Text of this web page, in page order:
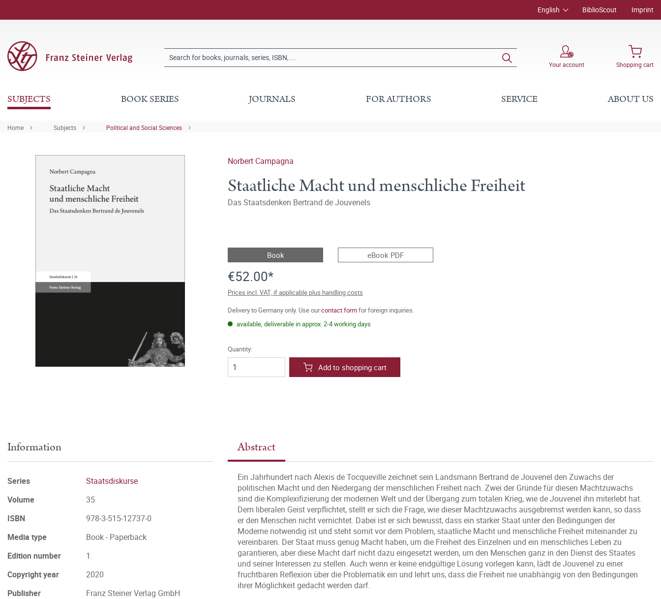
English BiblioScout Imprint
Your account Shopping cart
SUBJECTS BOOK SERIES JOURNALS FOR AUTHORS SERVICE ABOUT US
Home Subjects Political and Social Sciences
Norbert Campagna
Staatliche Macht und menschliche Freiheit
Das Staatsdenken Bertrand de Jouvenels
Book eBook PDF
€52.00*
Prices incl. VAT, if applicable plus handling costs
Delivery to Germany only. Use ourcontact formfor foreign inquiries.
available, deliverable in approx. 2-4 working days
Quantity:
Add to shopping cart
Abstract
Ein Jahrhundert nach Alexis de Tocqueville zeichnet sein Landsmann Bertrand de Jouvenel den Zuwachs der
politischen Macht und den Niedergang der menschlichen Freiheit nach. Zwei der Gründe für diesen Machtzuwachs
sind die Komplexifizierung der modernen Welt und der Übergang zum totalen Krieg, wie de Jouvenel ihn miterlebt hat.
Dem liberalen Geist verpflichtet, stellt er sich die Frage, wie dieser Machtzuwachs ausgebremst werden kann, so dass
er den Menschen nicht vernichtet. Dabei ist er sich bewusst, dass ein starker Staat unter den Bedingungen der
Moderne notwendig ist und steht somit vor dem Problem, staatliche Macht und menschliche Freiheit miteinander zu
vereinbaren. Der Staat muss genug Macht haben, um die Freiheit des Einzelnen und ein menschliches Leben zu
garantieren, aber diese Macht darf nicht dazu eingesetzt werden, um den Menschen ganz in den Dienst des Staates
und seiner Interessen zu stellen. Auch wenn er keine endgültige Lösung vorlegen kann, lädt de Jouvenel zu einer
fruchtbaren Reflexion über die Problematik ein und lehrt uns, dass die Freiheit nie unabhängig von den Bedingungen
ihrer Möglichkeit gedacht werden darf.
Information
Series
Staatsdiskurse
Volume
35
ISBN
978-3-515-12737-0
Media type
Book - Paperback
Edition number
1.
Copyright year
2020
Publisher
Franz Steiner Verlag GmbH